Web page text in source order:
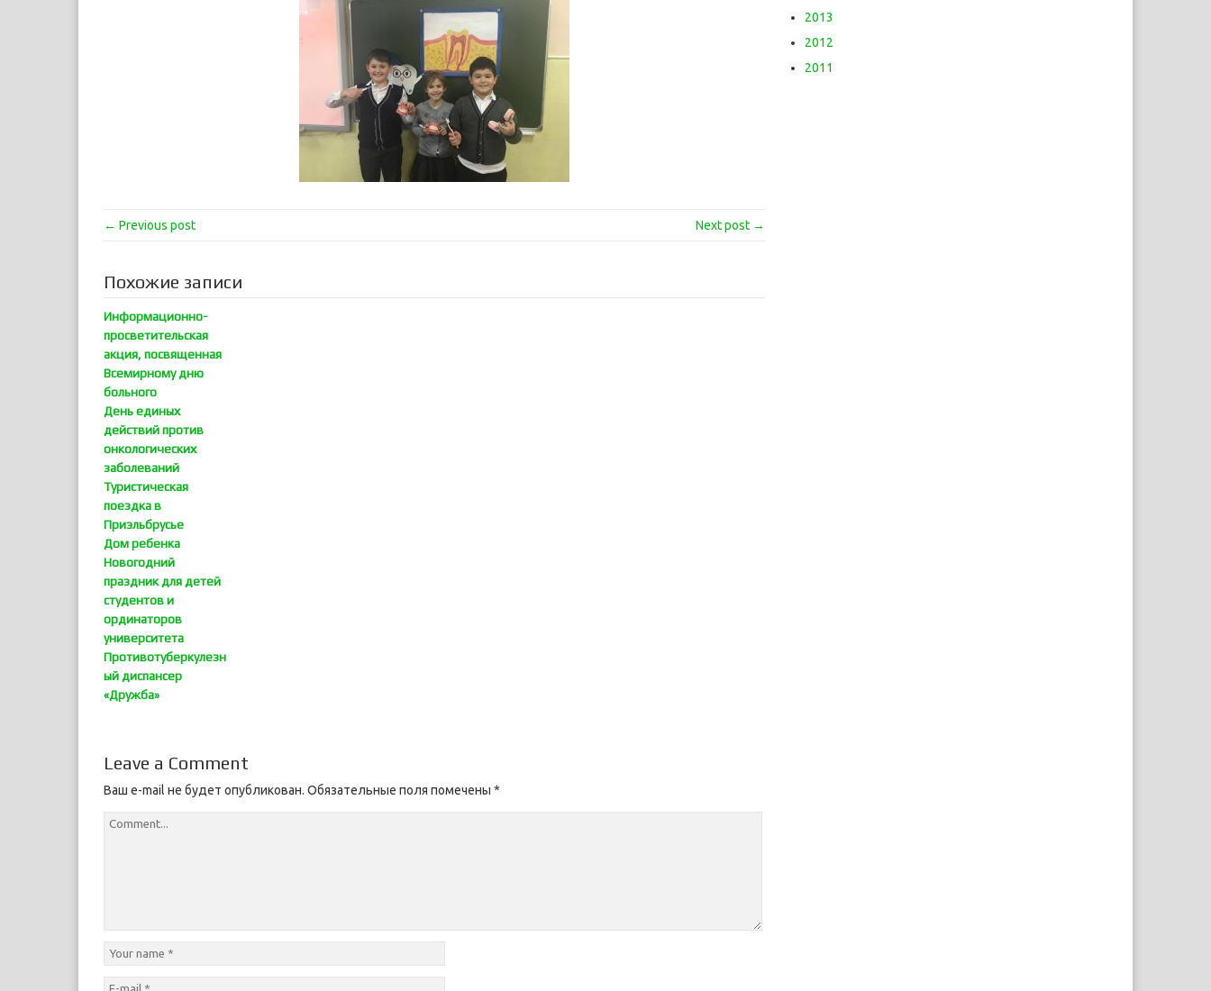
← Previous post Next post →
Похожие записи
Информационно-
просветительская
акция, посвященная
Всемирному дню
больного
День единых
действий против
онкологических
заболеваний
Туристическая
поездка в
Приэльбрусье
Дом ребенка
Новогодний
праздник для детей
студентов и
ординаторов
университета
Противотуберкулезн
ый диспансер
«Дружба»
Leave a Comment
Ваш e-mail не будет опубликован. Обязательные поля помечены *
2013
2012
2011